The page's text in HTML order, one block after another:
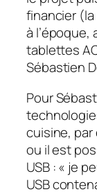
financier
à
tablettes
Sébastien
Pour
cuisine, par
ou il est
USB : « je
USB